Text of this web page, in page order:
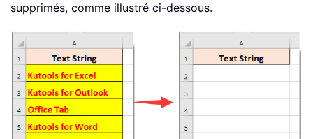
supprimés, comme illustré ci-dessous.